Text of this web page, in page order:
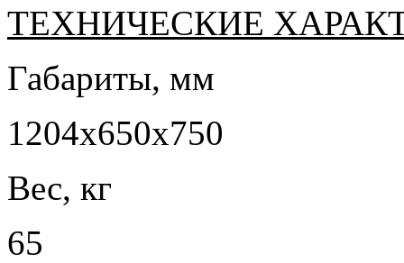
ТЕХНИЧЕСКИЕ
Габариты, мм
1204х650х750
Вес, кг
65